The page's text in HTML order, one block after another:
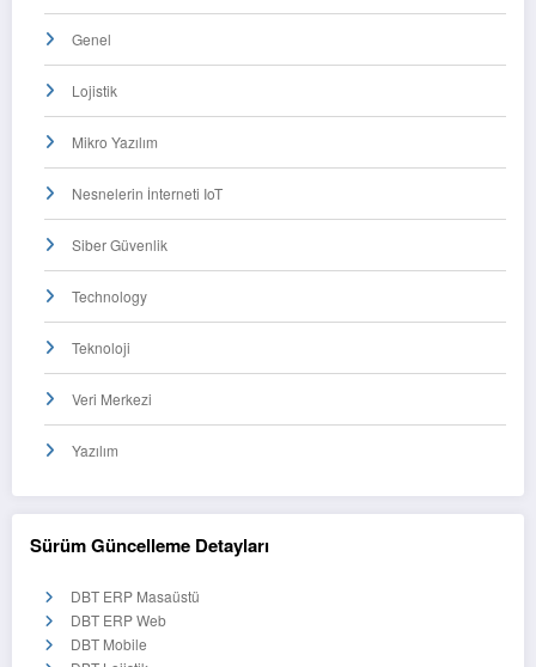
Genel
Lojistik
Mikro Yazılım
Nesnelerin İnterneti IoT
Siber Güvenlik
Technology
Teknoloji
Veri Merkezi
Yazılım
Sürüm Güncelleme Detayları
DBT ERP Masaüstü
DBT ERP Web
DBT Mobile